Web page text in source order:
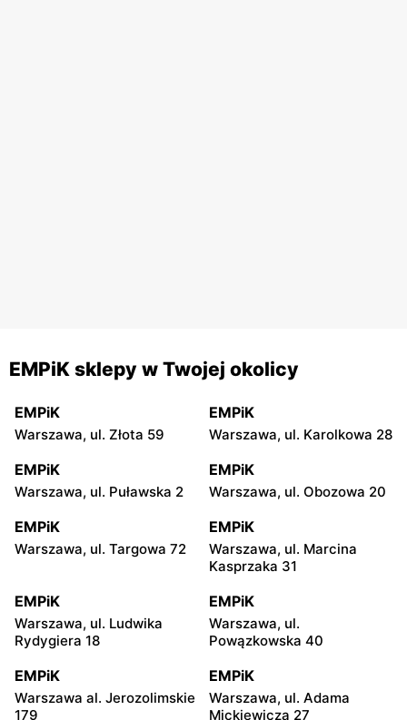
EMPiK sklepy w Twojej okolicy
EMPiK
Warszawa, ul. Złota 59
EMPiK
Warszawa, ul. Karolkowa 28
EMPiK
Warszawa, ul. Puławska 2
EMPiK
Warszawa, ul. Obozowa 20
EMPiK
Warszawa, ul. Targowa 72
EMPiK
Warszawa, ul. Marcina
Kasprzaka 31
EMPiK
Warszawa, ul. Ludwika
Rydygiera 18
EMPiK
Warszawa, ul.
Powązkowska 40
EMPiK
Warszawa al. Jerozolimskie
179
EMPiK
Warszawa, ul. Adama
Mickiewicza 27